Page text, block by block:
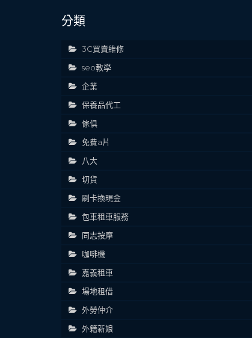
分類
3C買賣維修
seo教學
企業
保養品代工
傢俱
免費a片
八大
切貨
刷卡換現金
包車租車服務
同志按摩
咖啡機
嘉義租車
場地租借
外勞仲介
外籍新娘